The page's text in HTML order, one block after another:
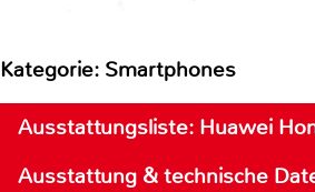
Kategorie: Smartphones
Ausstattungsliste: Huawei
Ausstattung & technische